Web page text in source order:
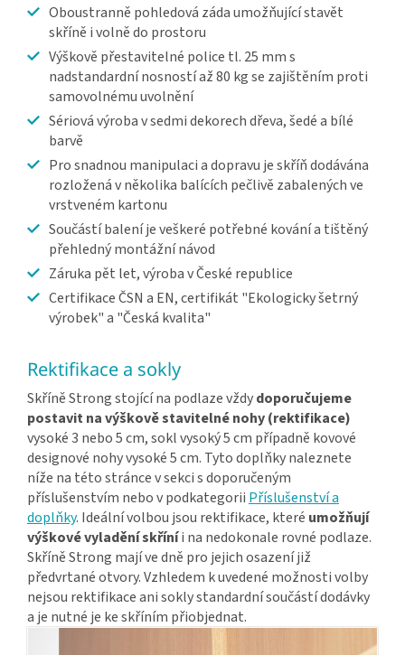
Oboustranně pohledová záda umožňující stavět
skříně i volně do prostoru
Výškově přestavitelné police tl. 25 mm s
nadstandardní nosností až 80 kg se zajištěním proti
samovolnému uvolnění
Sériová výroba v sedmi dekorech dřeva, šedé a bílé
barvě
Pro snadnou manipulaci a dopravu je skříň dodávána
rozložená v několika balících pečlivě zabalených ve
vrstveném kartonu
Součástí balení je veškeré potřebné kování a tištěný
přehledný montážní návod
Záruka pět let, výroba v České republice
Certifikace ČSN a EN, certifikát "Ekologicky šetrný
výrobek" a "Česká kvalita"
Rektifikace a sokly
Skříně Strong stojící na podlaze vždydoporučujeme
postavit na výškově stavitelné nohy (rektifikace)
vysoké 3 nebo 5 cm, sokl vysoký 5 cm případně kovové
designové nohy vysoké 5 cm. Tyto doplňky naleznete
níže na této stránce v sekci s doporučeným
příslušenstvím nebo v podkategoriiPříslušenství a
doplňky. Ideální volbou jsou rektifikace, které umožňují
výškové vyladění skříníi na nedokonale rovné podlaze.
Skříně Strong mají ve dně pro jejich osazení již
předvrtané otvory. Vzhledem k uvedené možnosti volby
nejsou rektifikace ani sokly standardní součástí dodávky
a je nutné je ke skříním přiobjednat.